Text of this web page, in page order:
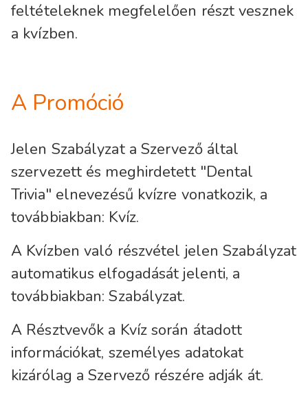
feltételeknek megfelelően részt vesznek
a kvízben.
A Promóció
Jelen Szabályzat a Szervező által
szervezett és meghirdetett "Dental
Trivia" elnevezésű kvízre vonatkozik, a
továbbiakban: Kvíz.
A Kvízben való részvétel jelen Szabályzat
automatikus elfogadását jelenti, a
továbbiakban: Szabályzat.
A Résztvevők a Kvíz során átadott
információkat, személyes adatokat
kizárólag a Szervező részére adják át.